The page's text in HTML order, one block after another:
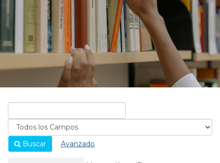
Buscar
Avanzado
La página se recargará cuando se elimine un filtro.